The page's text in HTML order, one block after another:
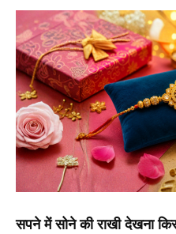
सपने में सोने की राखी देखना